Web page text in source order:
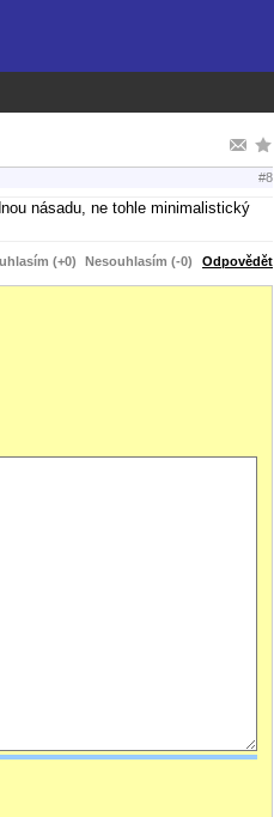
#8
násadu, ne tohle minimalistický
(+0) Nesouhlasím (-0) Odpovědět